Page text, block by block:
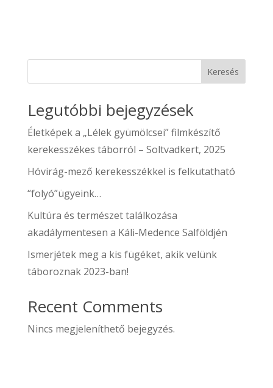
Keresés
Legutóbbi bejegyzések
Életképek a „Lélek gyümölcsei” filmkészítő
kerekesszékes táborról – Soltvadkert, 2025
Hóvirág-mező kerekesszékkel is felkutatható
“folyó”ügyeink…
Kultúra és természet találkozása
akadálymentesen a Káli-Medence Salföldjén
Ismerjétek meg a kis fügéket, akik velünk
táboroznak 2023-ban!
Recent Comments
Nincs megjeleníthető bejegyzés.